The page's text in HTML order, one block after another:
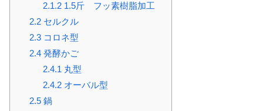
2.1.21.5斤 フッ素樹脂加工
2.2セルクル
2.3コロネ型
2.4発酵かご
2.4.1 丸型
2.4.2オーバル型
2.5鍋